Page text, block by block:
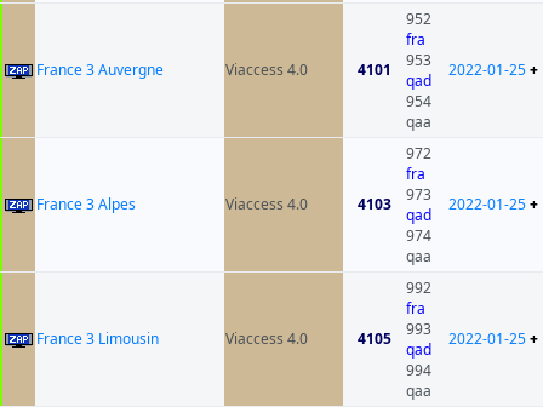
France 3 Auvergne Viaccess 4.0 4101
952
fra
953
qad
954
qaa
2022-01-25+
France 3 Alpes Viaccess 4.0 4103
972
fra
973
qad
974
qaa
2022-01-25+
France 3 Limousin Viaccess 4.0 4105
992
fra
993
qad
994
qaa
2022-01-25+